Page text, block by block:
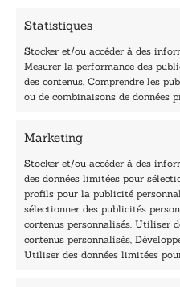
Statistiques
Stocker et/ou accéder à des
Mesurer la performance des
des contenus, Comprendre les
ou de combinaisons de données
Marketing
Stocker et/ou accéder à des
des données limitées pour
profils pour la publicité
sélectionner des publicités
contenus personnalisés, Utiliser
contenus personnalisés,
Utiliser des données limitées
40, rue du Louvre 75001
Horaires du standard
De mardi à vendredi :
9h - 12h et 13h30 - 16h30
Lundi, samedi et dimanche :
Navigation
Accueil